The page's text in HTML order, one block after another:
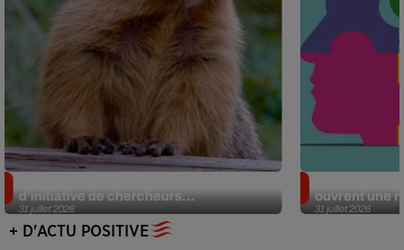
31 juillet 2026
d’initiative de chercheurs...
31 juillet 2026
ouvrent une
+ D'ACTU POSITIVE